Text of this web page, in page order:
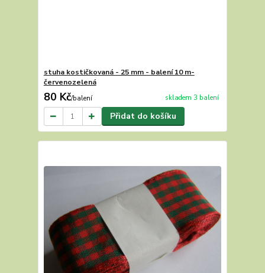
stuha kostičkovaná - 25 mm - balení 10 m-
červenozelená
80 Kč/balení skladem 3 balení
Přidat do košíku